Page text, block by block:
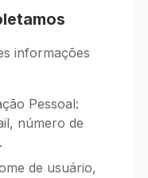
informações
Pessoal:
número de
de usuário,